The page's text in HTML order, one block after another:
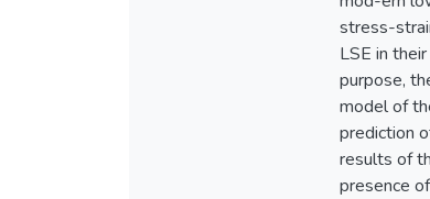
stress-
LSE in
purpose,
model of
prediction
results of
presence